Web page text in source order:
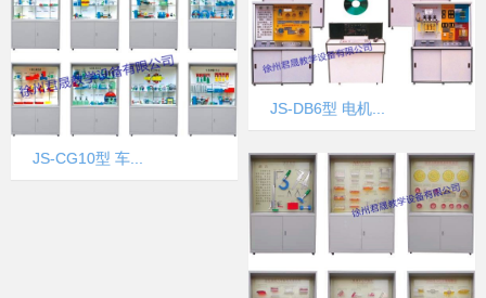
JS-CG10型 车...
JS-DB6型 电机...